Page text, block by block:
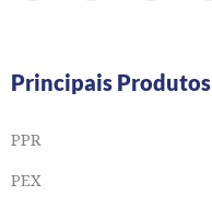
Principais Produtos
PPR
PEX